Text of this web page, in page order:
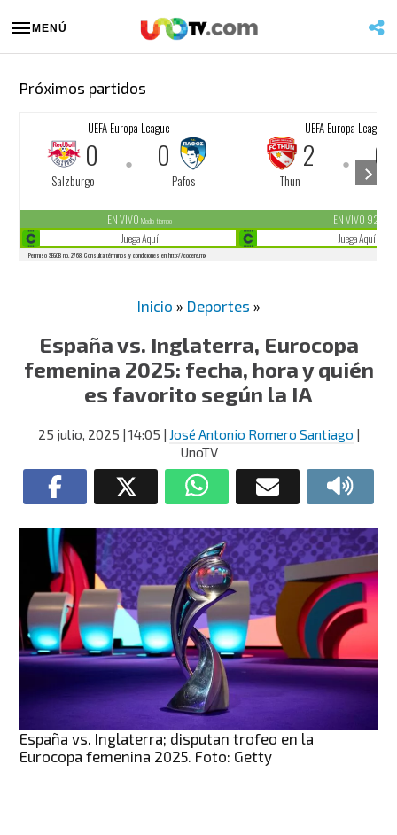
MENÚ
Próximos partidos
Inicio » Deportes »
España vs. Inglaterra, Eurocopa
femenina 2025: fecha, hora y quién
es favorito según la IA
25 julio, 2025 | 14:05 | José Antonio Romero Santiago |
UnoTV
España vs. Inglaterra; disputan trofeo en la
Eurocopa femenina 2025. Foto: Getty